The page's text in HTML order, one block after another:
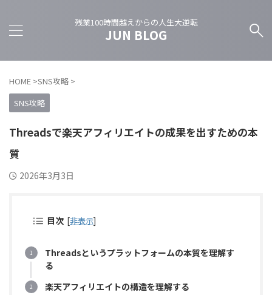
残業100時間越えからの人生大逆転
JUN BLOG
HOME >SNS攻略 >
SNS攻略
Threadsで楽天アフィリエイトの成果を出すための本
質
2026年3月3日
目次 [非表示]
Threadsというプラットフォームの本質を理解す
る
楽天アフィリエイトの構造を理解する